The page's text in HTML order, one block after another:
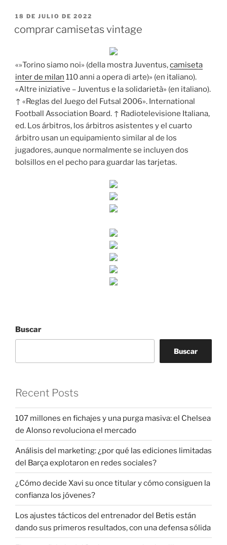
PUBLICADO
18 DE JULIO DE 2022
comprar camisetas vintage
«»Torino siamo noi» (della mostra Juventus,camiseta
inter de milan 110 anni a opera di arte)» (en italiano).
«Altre iniziative – Juventus e la solidarietà» (en italiano).
↑ «Reglas del Juego del Futsal 2006». International
Football Association Board. ↑ Radiotelevisione Italiana,
ed. Los árbitros, los árbitros asistentes y el cuarto
árbitro usan un equipamiento similar al de los
jugadores, aunque normalmente se incluyen dos
bolsillos en el pecho para guardar las tarjetas.
Buscar
Buscar
Recent Posts
107 millones en fichajes y una purga masiva: el Chelsea
de Alonso revoluciona el mercado
Análisis del marketing: ¿por qué las ediciones limitadas
del Barça explotaron en redes sociales?
¿Cómo decide Xavi su once titular y cómo consiguen la
confianza los jóvenes?
Los ajustes tácticos del entrenador del Betis están
dando sus primeros resultados, con una defensa sólida